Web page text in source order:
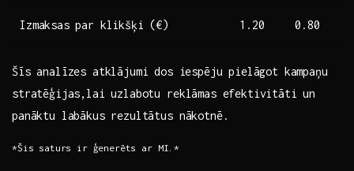
Izmaksas ⁣par klikšķi (€) 1.20 0.80
Šīs analīzes atklājumi⁣ dos‍ iespēju pielāgot‌ kampaņu
stratēģijas,lai uzlabotu reklāmas efektivitāti un
panāktu ​labākus‌ rezultātus nākotnē.
*Šis saturs ir ģenerēts ar ‍MI.*